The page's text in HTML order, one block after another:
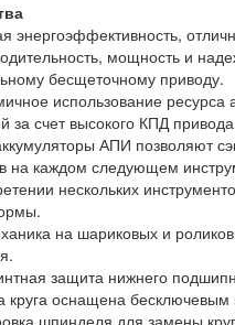
энергоэффективность,
мощность и
бесщеточному приводу.
использование ресурса
за счет высокого КПД
АПИ позволяют
на каждом следующем
нескольких
на шариковых и
защита нижнего
круга оснащена бесключевым
шпинделя для замены